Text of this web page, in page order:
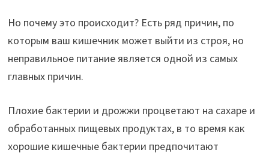
Но почему это происходит? Есть ряд причин, по
которым ваш кишечник может выйти из строя, но
неправильное питание является одной из самых
главных причин.
Плохие бактерии и дрожжи процветают на сахаре и
обработанных пищевых продуктах, в то время как
хорошие кишечные бактерии предпочитают